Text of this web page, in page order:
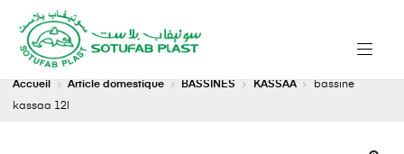
Accueil Article domestique BASSINES KASSAA
bassine
kassaa 12l